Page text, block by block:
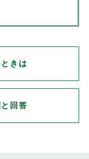
きは
回答